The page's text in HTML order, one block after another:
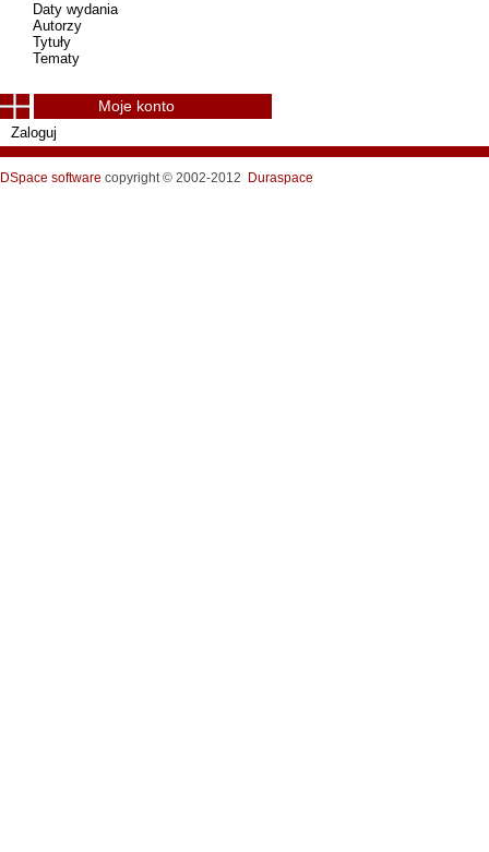
Daty wydania
Autorzy
Tytuły
Tematy
Moje konto
Zaloguj
DSpace software copyright © 2002-2012 Duraspace